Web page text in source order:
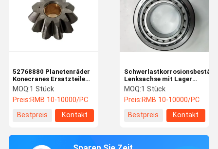
52768880 Planetenräder
Konecranes Ersatzteile
hohe Effizienz
MOQ:1 Stück
Preis:RMB 10-10000/PC
Bestpreis
Kontakt
Lenksachse mit Lager
Rockwell-Achse Teile
MOQ:1 Stück
Preis:RMB 10-10000/PC
Bestpreis
Kontakt